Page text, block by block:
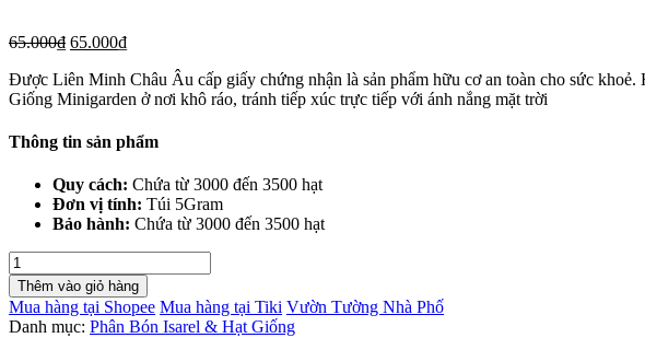
65.000₫ 65.000₫
Được Liên Minh Châu Âu cấp giấy chứng nhận là sản phẩm hữu cơ an toàn cho sức
Giống Minigarden ở nơi khô ráo, tránh tiếp xúc trực tiếp với ánh nắng mặt trời
Thông tin sản phẩm
Quy cách: Chứa từ 3000 đến 3500 hạt
Đơn vị tính: Túi 5Gram
Bảo hành: Chứa từ 3000 đến 3500 hạt
Hạt
Giống
Hữu
Cơ
Thêm vào giỏ hàng
Mua hàng tại Shopee Mua hàng tại Tiki Vườn Tường Nhà Phố
Danh mục: Phân Bón Isarel & Hạt Giống